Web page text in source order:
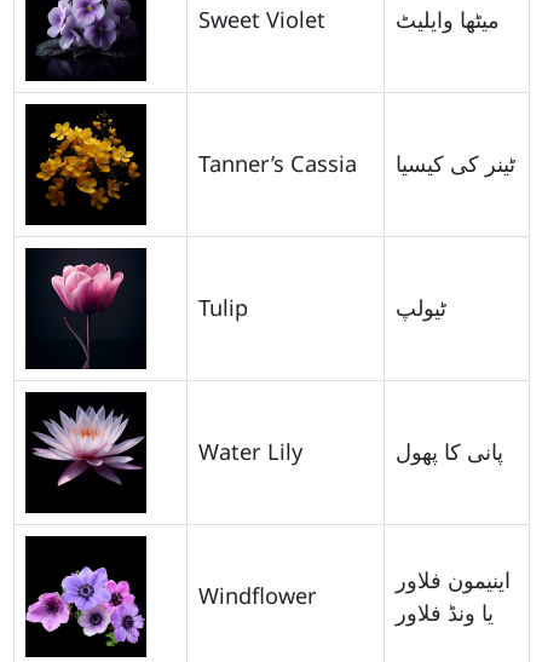
Sweet Violet میٹھا وایلیٹ
Tanner’s Cassia ٹینر کی کیسیا
Tulip ٹیولپ
Water Lily پانی کا پھول
Windflower
اینیمون فلاور
یا ونڈ فلاور